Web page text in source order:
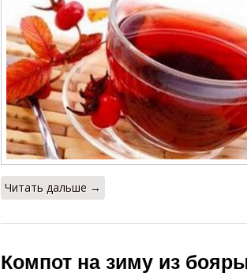
Читать дальше →
Компот на зиму из